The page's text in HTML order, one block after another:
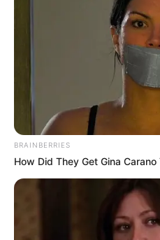
FRISS! Ebben a
a hír! Orbán
következő
EZ történik most:
bySzerző
BRAINBERRIES
How Did They Get Gina